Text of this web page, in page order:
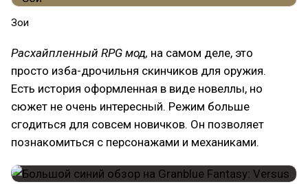
Зои
Расхайпленный RPG мод, на самом деле, это
просто изба-дрочильня скинчиков для оружия.
Есть история оформленная в виде новеллы, но
сюжет не очень интересный. Режим больше
сгодиться для совсем новичков. Он позволяет
познакомиться с персонажами и механиками.